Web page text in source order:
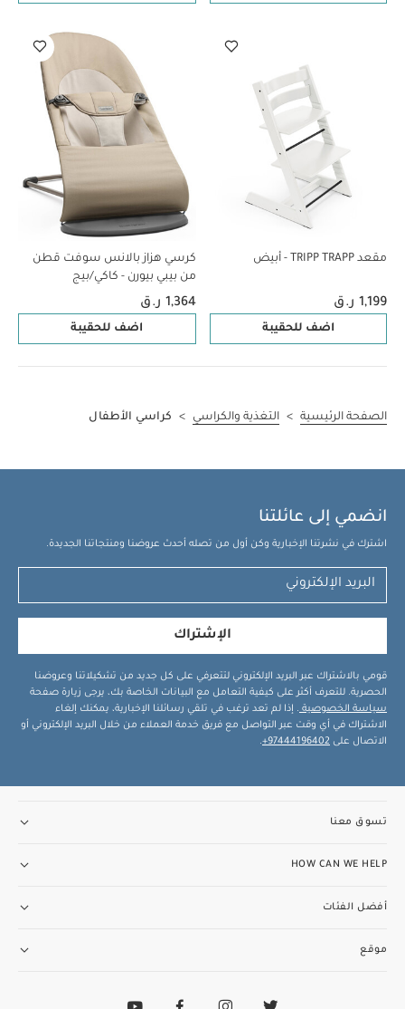
مقعد TRIPP TRAPP - أبيض
1,199 ر.ق
اضف للحقيبة
كرسي هزاز بالانس سوفت قطن
من بيبي بيورن - كاكي/بيج
1,364 ر.ق
اضف للحقيبة
الصفحة الرئيسية > التغذية والكراسي > كراسي الأطفال
انضمي إلى عائلتنا
اشترك في نشرتنا الإخبارية وكن أول من تصله أحدث عروضنا ومنتجاتنا الجديدة.
الإشتراك
قومي بالاشتراك عبر البريد الإلكتروني لتتعرفي على كل جديد من تشكيلاتنا وعروضنا
الحصرية. للتعرف أكثر على كيفية التعامل مع البيانات الخاصة بك، يرجى زيارة صفحة
سياسة الخصوصية . إذا لم تعد ترغب في تلقي رسائلنا الإخبارية، يمكنك إلغاء
الاشتراك في أي وقت عبر التواصل مع فريق خدمة العملاء من خلال البريد الإلكتروني أو
الاتصال على 97444196402+
.
تسوق معنا
HOW CAN WE HELP
أفضل الفئات
موقع